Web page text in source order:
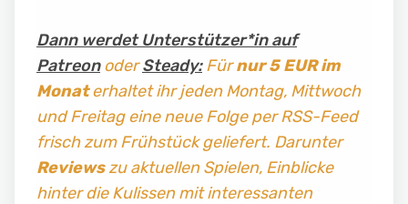
Dann werdet Unterstützer*in auf
PatreonoderSteady:Fürnur 5 EUR im
Monaterhaltet ihr jeden Montag, Mittwoch
und Freitag eine neue Folge per RSS-Feed
frisch zum Frühstück geliefert. Darunter
Reviewszu aktuellen Spielen, Einblicke
hinter die Kulissen mit interessanten